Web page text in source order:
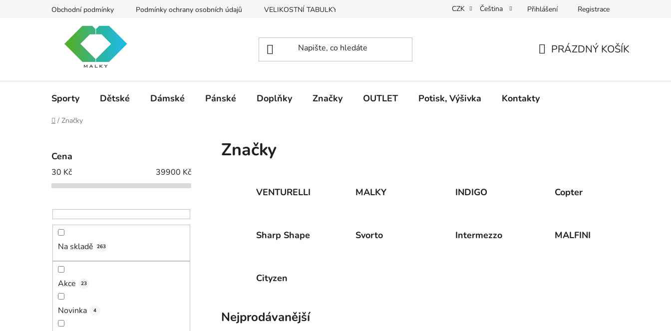
Obchodní podmínky Podmínky ochrany osobních údajů VELIKOSTNÍ TABULKY REKLAMACE
CZK Čeština Přihlášení Registrace
KOŠÍK
PRÁZDNÝ KOŠÍK
Sporty Dětské Dámské Pánské Doplňky Značky OUTLET Potisk, Výšivka Kontakty
Domů
/ Značky
Cena
30 Kč 39900 Kč
Na skladě 263
Akce 23
Novinka 4
Značky
VENTURELLI MALKY INDIGO Copter
Sharp Shape Svorto Intermezzo MALFINI
Cityzen
Nejprodávanější